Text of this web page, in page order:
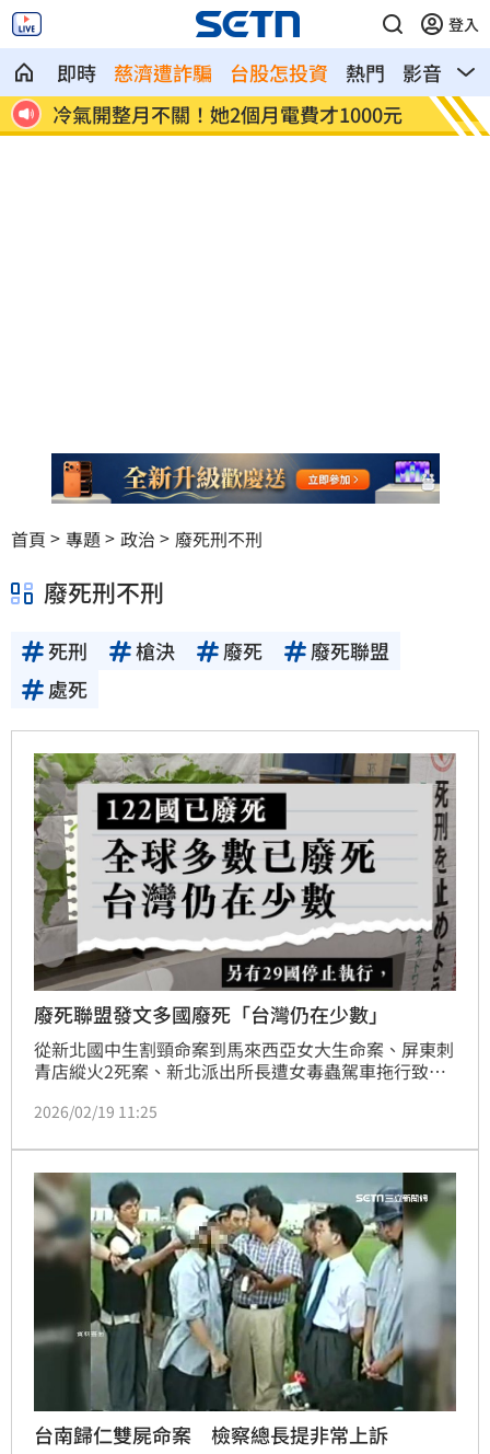
登入
即時 慈濟遭詐騙 台股怎投資 熱門 影音
熱
元
颱風才離去「基隆又淹水」 謝國樑說話
了
珠寶
首頁 專題 政治 廢死刑不刑
廢死刑不刑
死刑 槍決 廢死
廢死聯盟
處死
廢死聯盟發文多國廢死「台灣仍在少數」
從新北國中生割頸命案到馬來西亞女大生命案、屏東刺
青店縱火2死案、新北派出所長遭女毒蟲駕車拖行致死
與否的爭議。台灣廢除死刑推動聯盟（TAEDP）執行長
死運動的未來」為題發文，附上「112國已廢死，全球
多數已廢死，台灣仍在少數」的照片，論述「台灣廢死
運動要往哪裡去？」
2026/02/19 11:25
台南歸仁雙屍命案 檢察總長提非常上訴